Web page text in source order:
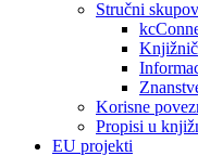
Stručni
Korisne
Propisi u
EU projekti